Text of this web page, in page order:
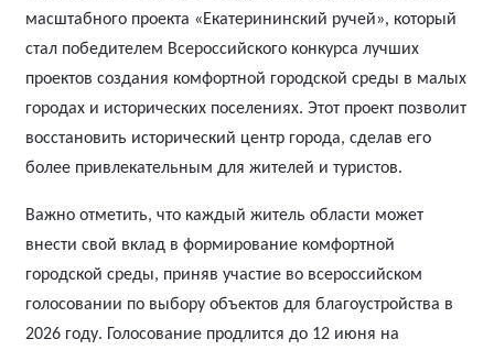
масштабного проекта «Екатерининский ручей», который
стал победителем Всероссийского конкурса лучших
проектов создания комфортной городской среды в малых
городах и исторических поселениях. Этот проект позволит
восстановить исторический центр города, сделав его
более привлекательным для жителей и туристов.
Важно отметить, что каждый житель области может
внести свой вклад в формирование комфортной
городской среды, приняв участие во всероссийском
голосовании по выбору объектов для благоустройства в
2026 году. Голосование продлится до 12 июня на